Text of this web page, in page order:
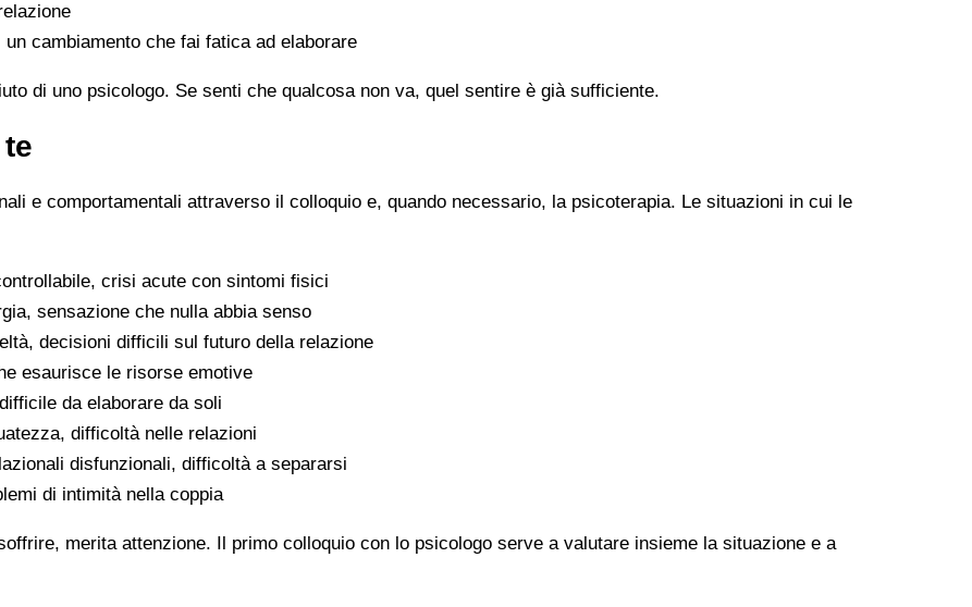
cambiamento che fai fatica ad elaborare
di uno psicologo. Se senti che qualcosa non va, quel sentire è già sufficiente.
e comportamentali attraverso il colloquio e, quando necessario, la psicoterapia. Le situazioni in cui le
crisi acute con sintomi fisici
sensazione che nulla abbia senso
decisioni difficili sul futuro della relazione
esaurisce le risorse emotive
da elaborare da soli
difficoltà nelle relazioni
disfunzionali, difficoltà a separarsi
di intimità nella coppia
merita attenzione. Il primo colloquio con lo psicologo serve a valutare insieme la situazione e a